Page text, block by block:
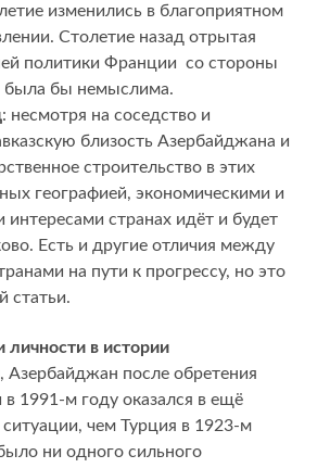
изменились в благоприятном
Столетие назад отрытая
политики Франции со стороны
была бы немыслима.
: несмотря на соседство и
близость Азербайджана и
строительство в этих
географией, экономическими и
интересами странах идёт и будет
Есть и другие отличия между
на пути к прогрессу, но это
статьи.
личности в истории
Азербайджан после обретения
в 1991-м году оказался в ещё
ситуации, чем Турция в 1923-м
ни одного сильного